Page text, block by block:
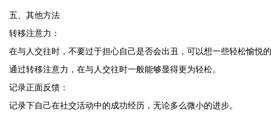
五、其他方法
转移注意力：
在与人交往时，不要过于担心自己是否会出丑，可以想一些轻松愉悦
通过转移注意力，在与人交往时一般能够显得更为轻松。
记录正面反馈：
记录下自己在社交活动中的成功经历，无论多么微小的进步。